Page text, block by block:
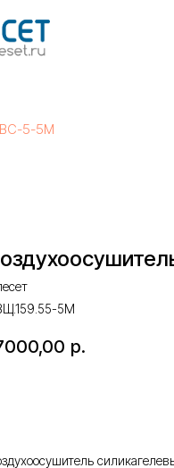
ВС-5-5М
5М
р.